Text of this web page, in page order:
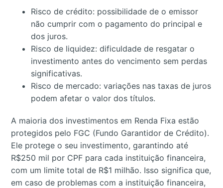
Risco de crédito: possibilidade de o emissor
não cumprir com o pagamento do principal e
dos juros.
Risco de liquidez: dificuldade de resgatar o
investimento antes do vencimento sem perdas
significativas.
Risco de mercado: variações nas taxas de juros
podem afetar o valor dos títulos.
A maioria dos investimentos em Renda Fixa estão
protegidos pelo FGC (Fundo Garantidor de Crédito).
Ele protege o seu investimento, garantindo até
R$250 mil por CPF para cada instituição financeira,
com um limite total de R$1 milhão. Isso significa que,
em caso de problemas com a instituição financeira,